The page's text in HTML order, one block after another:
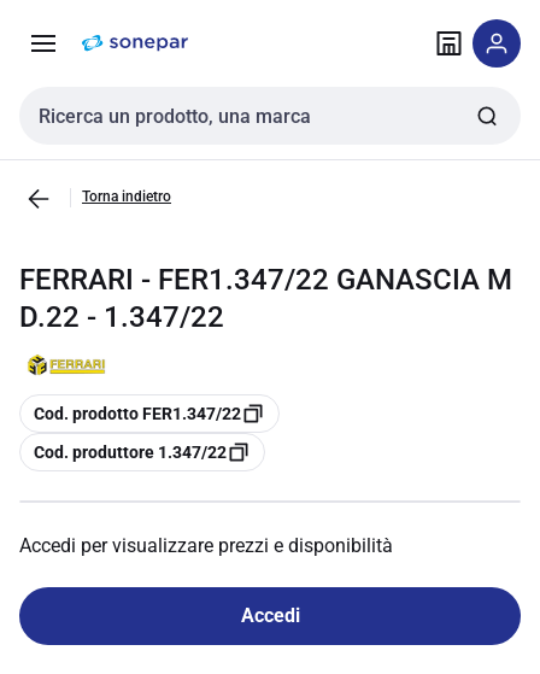
navigazione alla
Cerca input
Torna indietro
FERRARI - FER1.347/22 GANASCIA M
D.22 - 1.347/22
copia
Cod. prodotto FER1.347/22
copia
Cod. produttore 1.347/22
Accedi per visualizzare prezzi e disponibilità
Accedi